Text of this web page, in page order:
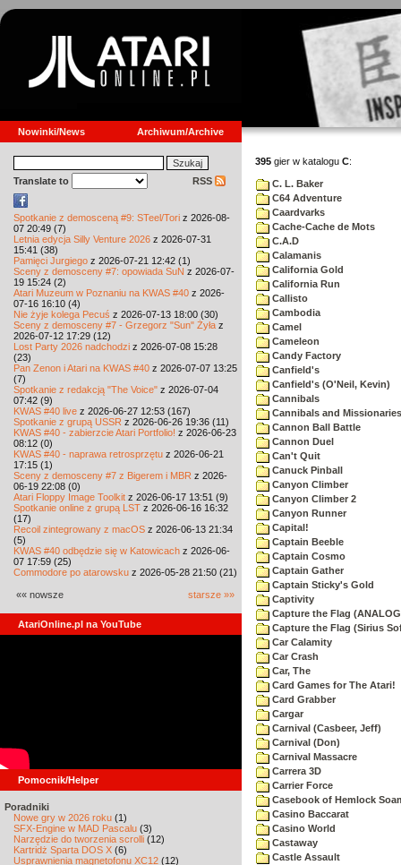
Nowinki/News Archiwum/Archive
Translate to RSS
Spotkanie z demosceną #9: STeel/Tori z 2026-08-
07 20:49 (7)
Letnia edycja Silly Venture 2026 z 2026-07-31
15:41 (38)
Pamięci Jurgiego z 2026-07-21 12:42 (1)
Sceny z demosceny #7: opowiada SuN z 2026-07-
19 15:24 (2)
Atari Muzeum w Poznaniu na KWAS #40 z 2026-
07-16 16:10 (4)
Nie żyje kolega Pecuś z 2026-07-13 18:00 (30)
Sceny z demosceny #7 - Grzegorz "Sun" Żyła z
2026-07-12 17:29 (12)
Lost Party 2026 nadchodzi z 2026-07-08 15:28
(23)
Pan Zenon i Atari na KWAS #40 z 2026-07-07 13:25
(7)
Spotkanie z redakcją "The Voice" z 2026-07-04
07:42 (9)
KWAS #40 live z 2026-06-27 12:53 (167)
Spotkanie z grupą USSR z 2026-06-26 19:36 (11)
KWAS #40 - zabierzcie Atari Portfolio! z 2026-06-23
08:12 (0)
KWAS #40 - naprawa retrosprzętu z 2026-06-21
17:15 (1)
Sceny z demosceny #7 z Bigerem i MBR z 2026-
06-19 22:08 (0)
Atari Floppy Image Toolkit z 2026-06-17 13:51 (9)
Spotkanie online z grupą LST z 2026-06-16 16:32
(17)
Recoil zintegrowany z macOS z 2026-06-13 21:34
(5)
KWAS #40 odbędzie się w Katowicach z 2026-06-
07 17:59 (25)
Commodore po atarowsku z 2026-05-28 21:50 (21)
«« nowsze starsze »»
AtariOnline.pl na YouTube
Pomocnik/Helper
Poradniki
Nowe gry w 2026 roku (1)
SFX-Engine w MAD Pascalu (3)
Narzędzie do tworzenia scrolli (12)
Kartridż Sparta DOS X (6)
Usprawnienia magnetofonu XC12 (12)
395 gier w katalogu C:
C. L. Baker
C64 Adventure
Caardvarks
Cache-Cache de Mots
C.A.D
Calamanis
California Gold
California Run
Callisto
Cambodia
Camel
Cameleon
Candy Factory
Canfield's
Canfield's (O'Neil, Kevin)
Cannibals
Cannibals and Missionaries
Cannon Ball Battle
Cannon Duel
Can't Quit
Canuck Pinball
Canyon Climber
Canyon Climber 2
Canyon Runner
Capital!
Captain Beeble
Captain Cosmo
Captain Gather
Captain Sticky's Gold
Captivity
Capture the Flag
Capture the Flag (Sirius
Car Calamity
Car Crash
Car, The
Card Games for The Atari!
Card Grabber
Cargar
Carnival (Casbeer, Jeff)
Carnival (Don)
Carnival Massacre
Carrera 3D
Carrier Force
Casebook of Hemlock
Casino Baccarat
Casino World
Castaway
Castle Assault